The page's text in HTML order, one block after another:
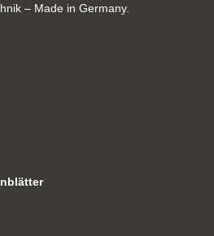
– Made in Germany.